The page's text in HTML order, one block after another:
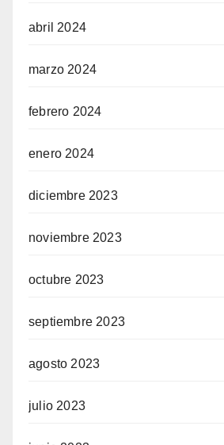
abril 2024
marzo 2024
febrero 2024
enero 2024
diciembre 2023
noviembre 2023
octubre 2023
septiembre 2023
agosto 2023
julio 2023